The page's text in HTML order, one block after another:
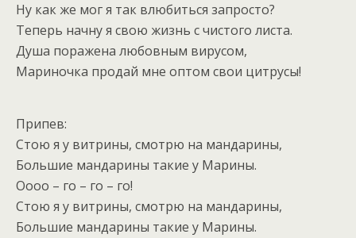
Ну как же мог я так влюбиться запросто?
Теперь начну я свою жизнь с чистого листа.
Душа поражена любовным вирусом,
Мариночка продай мне оптом свои цитрусы!
Припев:
Стою я у витрины, смотрю на мандарины,
Большие мандарины такие у Марины.
Оооо – го – го – го!
Стою я у витрины, смотрю на мандарины,
Большие мандарины такие у Марины.